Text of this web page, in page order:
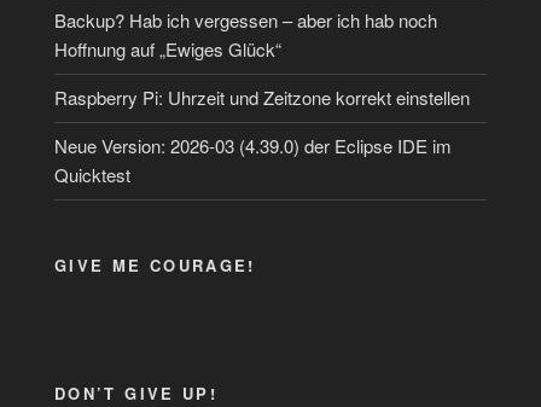
Backup? Hab ich vergessen – aber ich hab noch
Hoffnung auf „Ewiges Glück“
Raspberry Pi: Uhrzeit und Zeitzone korrekt einstellen
Neue Version: 2026-03 (4.39.0) der Eclipse IDE im
Quicktest
GIVE ME COURAGE!
DON’T GIVE UP!